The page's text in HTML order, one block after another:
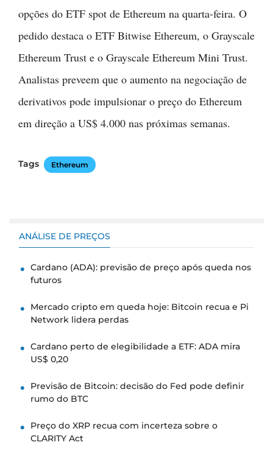
opções do ETF spot de Ethereum na quarta-feira. O
pedido destaca o ETF Bitwise Ethereum, o Grayscale
Ethereum Trust e o Grayscale Ethereum Mini Trust.
Analistas preveem que o aumento na negociação de
derivativos pode impulsionar o preço do Ethereum
em direção a US$ 4.000 nas próximas semanas.
Tags Ethereum
ANÁLISE DE PREÇOS
Cardano (ADA): previsão de preço após queda nos
futuros
Mercado cripto em queda hoje: Bitcoin recua e Pi
Network lidera perdas
Cardano perto de elegibilidade a ETF: ADA mira
US$ 0,20
Previsão de Bitcoin: decisão do Fed pode definir
rumo do BTC
Preço do XRP recua com incerteza sobre o
CLARITY Act